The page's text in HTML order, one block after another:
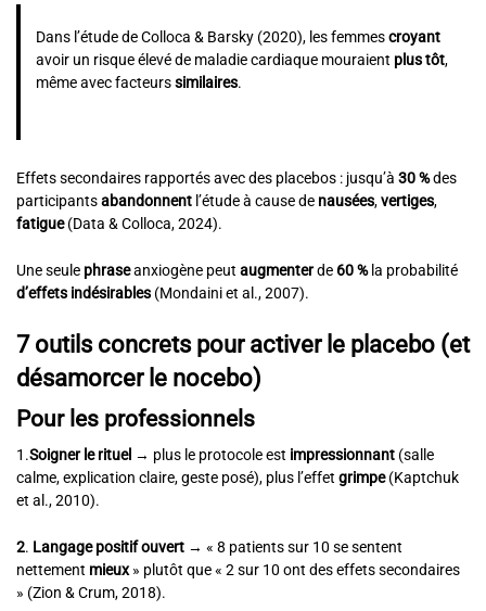
Dans l’étude de Colloca & Barsky (2020), les femmescroyant
avoir un risque élevé de maladie cardiaque mouraient plus tôt,
même avec facteurssimilaires.
Effets secondaires rapportés avec des placebos : jusqu’à 30 %des
participantsabandonnent l’étude à cause de nausées,vertiges,
fatigue(Data & Colloca, 2024).
Une seule phraseanxiogène peut augmenterde 60 %la probabilité
d’effets indésirables (Mondaini et al., 2007).
7 outils concrets pour activer le placebo (et
désamorcer le nocebo)
Pour les professionnels
1.Soigner le rituel → plus le protocole est impressionnant (salle
calme, explication claire, geste posé), plus l’effet grimpe(Kaptchuk
et al., 2010).
2. Langage positif ouvert → « 8 patients sur 10 se sentent
nettement mieux» plutôt que « 2 sur 10 ont des effets secondaires
» (Zion & Crum, 2018).